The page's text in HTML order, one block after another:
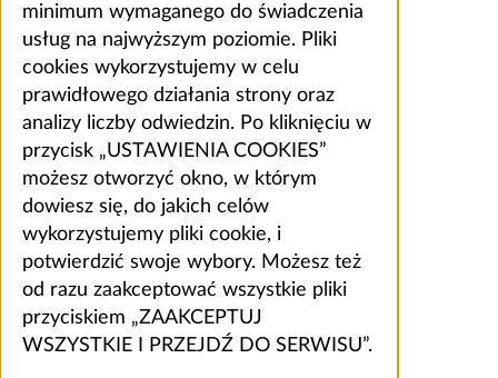
minimum wymaganego do świadczenia
usług na najwyższym poziomie. Pliki
cookies wykorzystujemy w celu
prawidłowego działania strony oraz
analizy liczby odwiedzin. Po kliknięciu w
przycisk „USTAWIENIA COOKIES”
możesz otworzyć okno, w którym
dowiesz się, do jakich celów
wykorzystujemy pliki cookie, i
potwierdzić swoje wybory. Możesz też
od razu zaakceptować wszystkie pliki
przyciskiem „ZAAKCEPTUJ
WSZYSTKIE I PRZEJDŹ DO SERWISU”.